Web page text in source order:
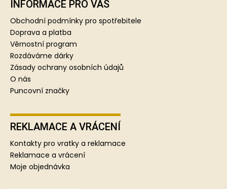
INFORMACE PRO VÁS
Obchodní podmínky pro spotřebitele
Doprava a platba
Věrnostní program
Rozdáváme dárky
Zásady ochrany osobních údajů
O nás
Puncovní značky
REKLAMACE A VRÁCENÍ
Kontakty pro vratky a reklamace
Reklamace a vrácení
Moje objednávka